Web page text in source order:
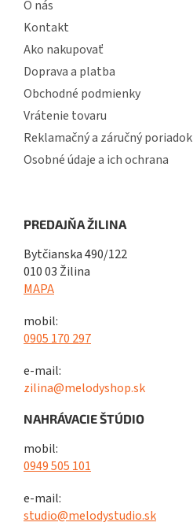
O nás
Kontakt
Ako nakupovať
Doprava a platba
Obchodné podmienky
Vrátenie tovaru
Reklamačný a záručný poriadok
Osobné údaje a ich ochrana
PREDAJŇA ŽILINA
Bytčianska 490/122
010 03 Žilina
MAPA
mobil:
0905 170 297
e-mail:
zilina@melodyshop.sk
NAHRÁVACIE ŠTÚDIO
mobil:
0949 505 101
e-mail:
studio@melodystudio.sk